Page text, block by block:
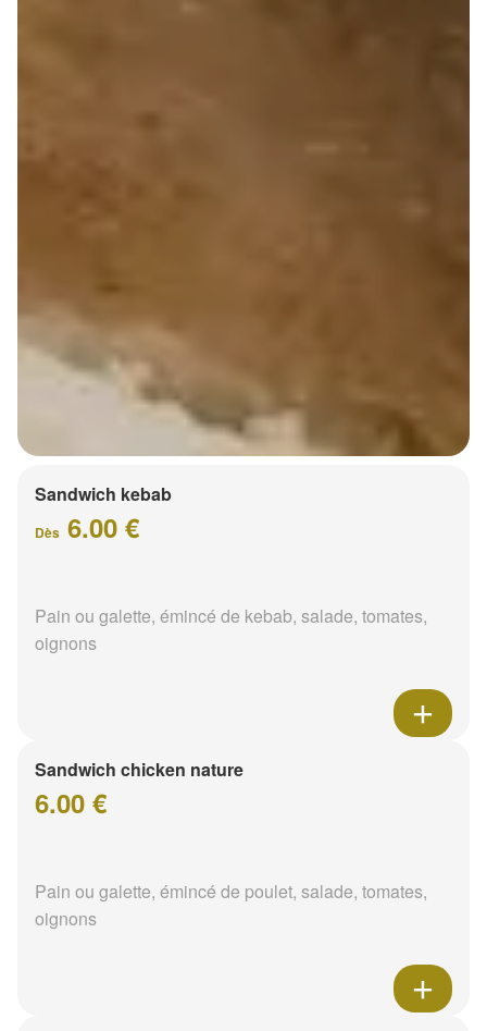
Sandwich kebab
Dès 6.00 €
Pain ou galette, émincé de kebab, salade, tomates,
oignons
Sandwich chicken nature
6.00 €
Pain ou galette, émincé de poulet, salade, tomates,
oignons